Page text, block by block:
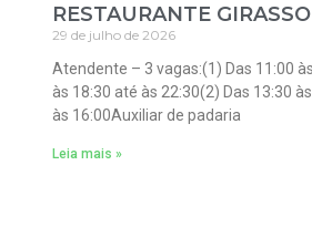
RESTAURANTE
29 de julho de 2026
Atendente – 3 vagas:(1) Das 11:00
às 18:30 até às 22:30(2) Das 13:30
às 16:00Auxiliar de padaria
Leia mais »